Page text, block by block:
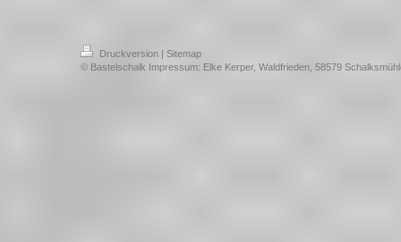
Druckversion | Sitemap
© Bastelschalk Impressum: Elke Kerper, Waldfrieden, 58579